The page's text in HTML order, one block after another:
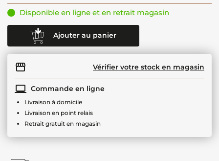
Disponible en ligne et en retrait magasin
Ajouter au panier
Vérifier votre stock en magasin
Commande en ligne
Livraison à domicile
Livraison en point relais
Retrait gratuit en magasin